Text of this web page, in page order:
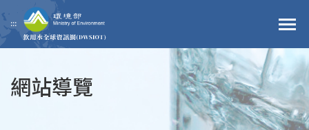
跳到主要內容區塊
:::
網站導覽